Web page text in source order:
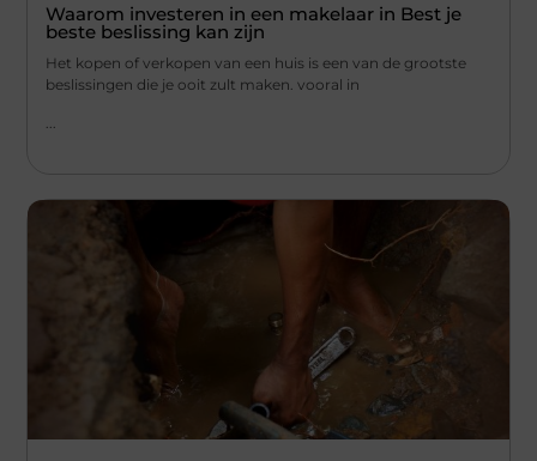
Waarom investeren in een makelaar in Best je
beste beslissing kan zijn
Het kopen of verkopen van een huis is een van de grootste
beslissingen die je ooit zult maken. vooral in
...